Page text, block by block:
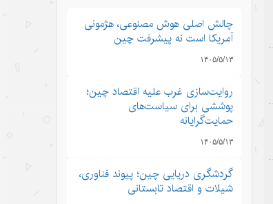
چالش اصلی هوش مصنوعی، هژمونی
آمریکا است نه پیشرفت چین
۱۴۰۵/۵/۱۳
روایت‌سازی غرب علیه اقتصاد چین؛
پوششی برای سیاست‌های
حمایت‌گرایانه
۱۴۰۵/۵/۱۳
گردشگری دریایی چین؛ پیوند فناوری،
شیلات و اقتصاد تابستانی